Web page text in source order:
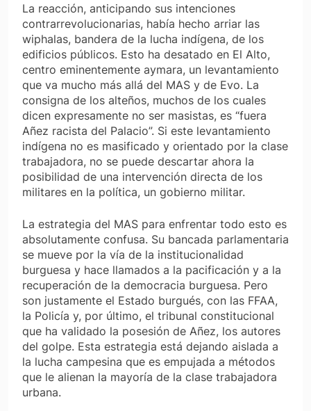
La reacción, anticipando sus intenciones
contrarrevolucionarias, había hecho arriar las
wiphalas, bandera de la lucha indígena, de los
edificios públicos. Esto ha desatado en El Alto,
centro eminentemente aymara, un levantamiento
que va mucho más allá del MAS y de Evo. La
consigna de los alteños, muchos de los cuales
dicen expresamente no ser masistas, es “fuera
Añez racista del Palacio”. Si este levantamiento
indígena no es masificado y orientado por la clase
trabajadora, no se puede descartar ahora la
posibilidad de una intervención directa de los
militares en la política, un gobierno militar.
La estrategia del MAS para enfrentar todo esto es
absolutamente confusa. Su bancada parlamentaria
se mueve por la vía de la institucionalidad
burguesa y hace llamados a la pacificación y a la
recuperación de la democracia burguesa. Pero
son justamente el Estado burgués, con las FFAA,
la Policía y, por último, el tribunal constitucional
que ha validado la posesión de Añez, los autores
del golpe. Esta estrategia está dejando aislada a
la lucha campesina que es empujada a métodos
que le alienan la mayoría de la clase trabajadora
urbana.